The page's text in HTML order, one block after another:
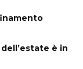
è in